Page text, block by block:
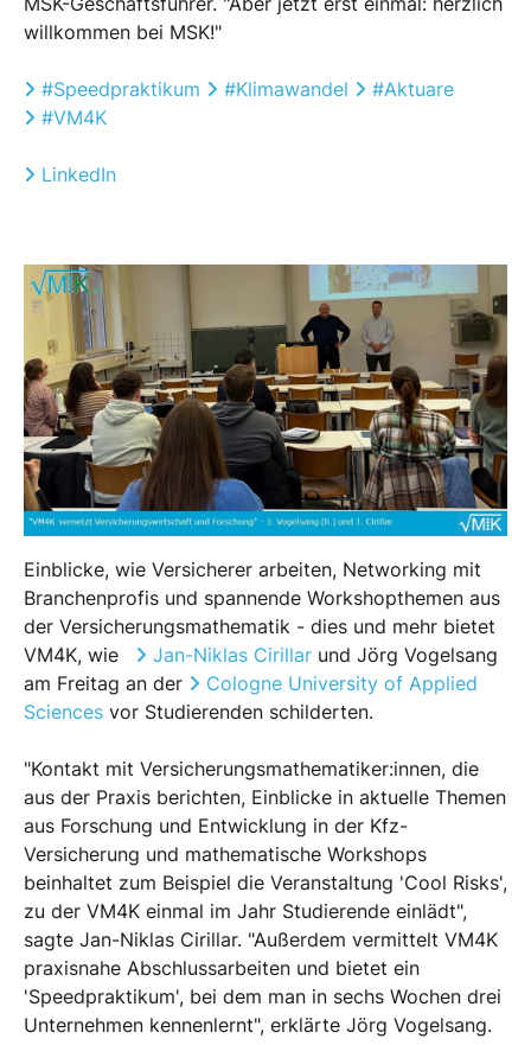
willkommen bei MSK!"
#Speedpraktikum #Klimawandel #Aktuare
#VM4K
LinkedIn
Einblicke, wie Versicherer arbeiten, Networking mit
Branchenprofis und spannende Workshopthemen aus
der Versicherungsmathematik - dies und mehr bietet
VM4K, wie
Jan-Niklas Cirillar und Jörg Vogelsang
am Freitag an der
Cologne University of Applied
Sciences vor Studierenden schilderten.
"Kontakt mit Versicherungsmathematiker:innen, die
aus der Praxis berichten, Einblicke in aktuelle Themen
aus Forschung und Entwicklung in der Kfz-
Versicherung und mathematische Workshops
beinhaltet zum Beispiel die Veranstaltung 'Cool Risks',
zu der VM4K einmal im Jahr Studierende einlädt",
sagte Jan-Niklas Cirillar. "Außerdem vermittelt VM4K
praxisnahe Abschlussarbeiten und bietet ein
'Speedpraktikum', bei dem man in sechs Wochen drei
Unternehmen kennenlernt", erklärte Jörg Vogelsang.